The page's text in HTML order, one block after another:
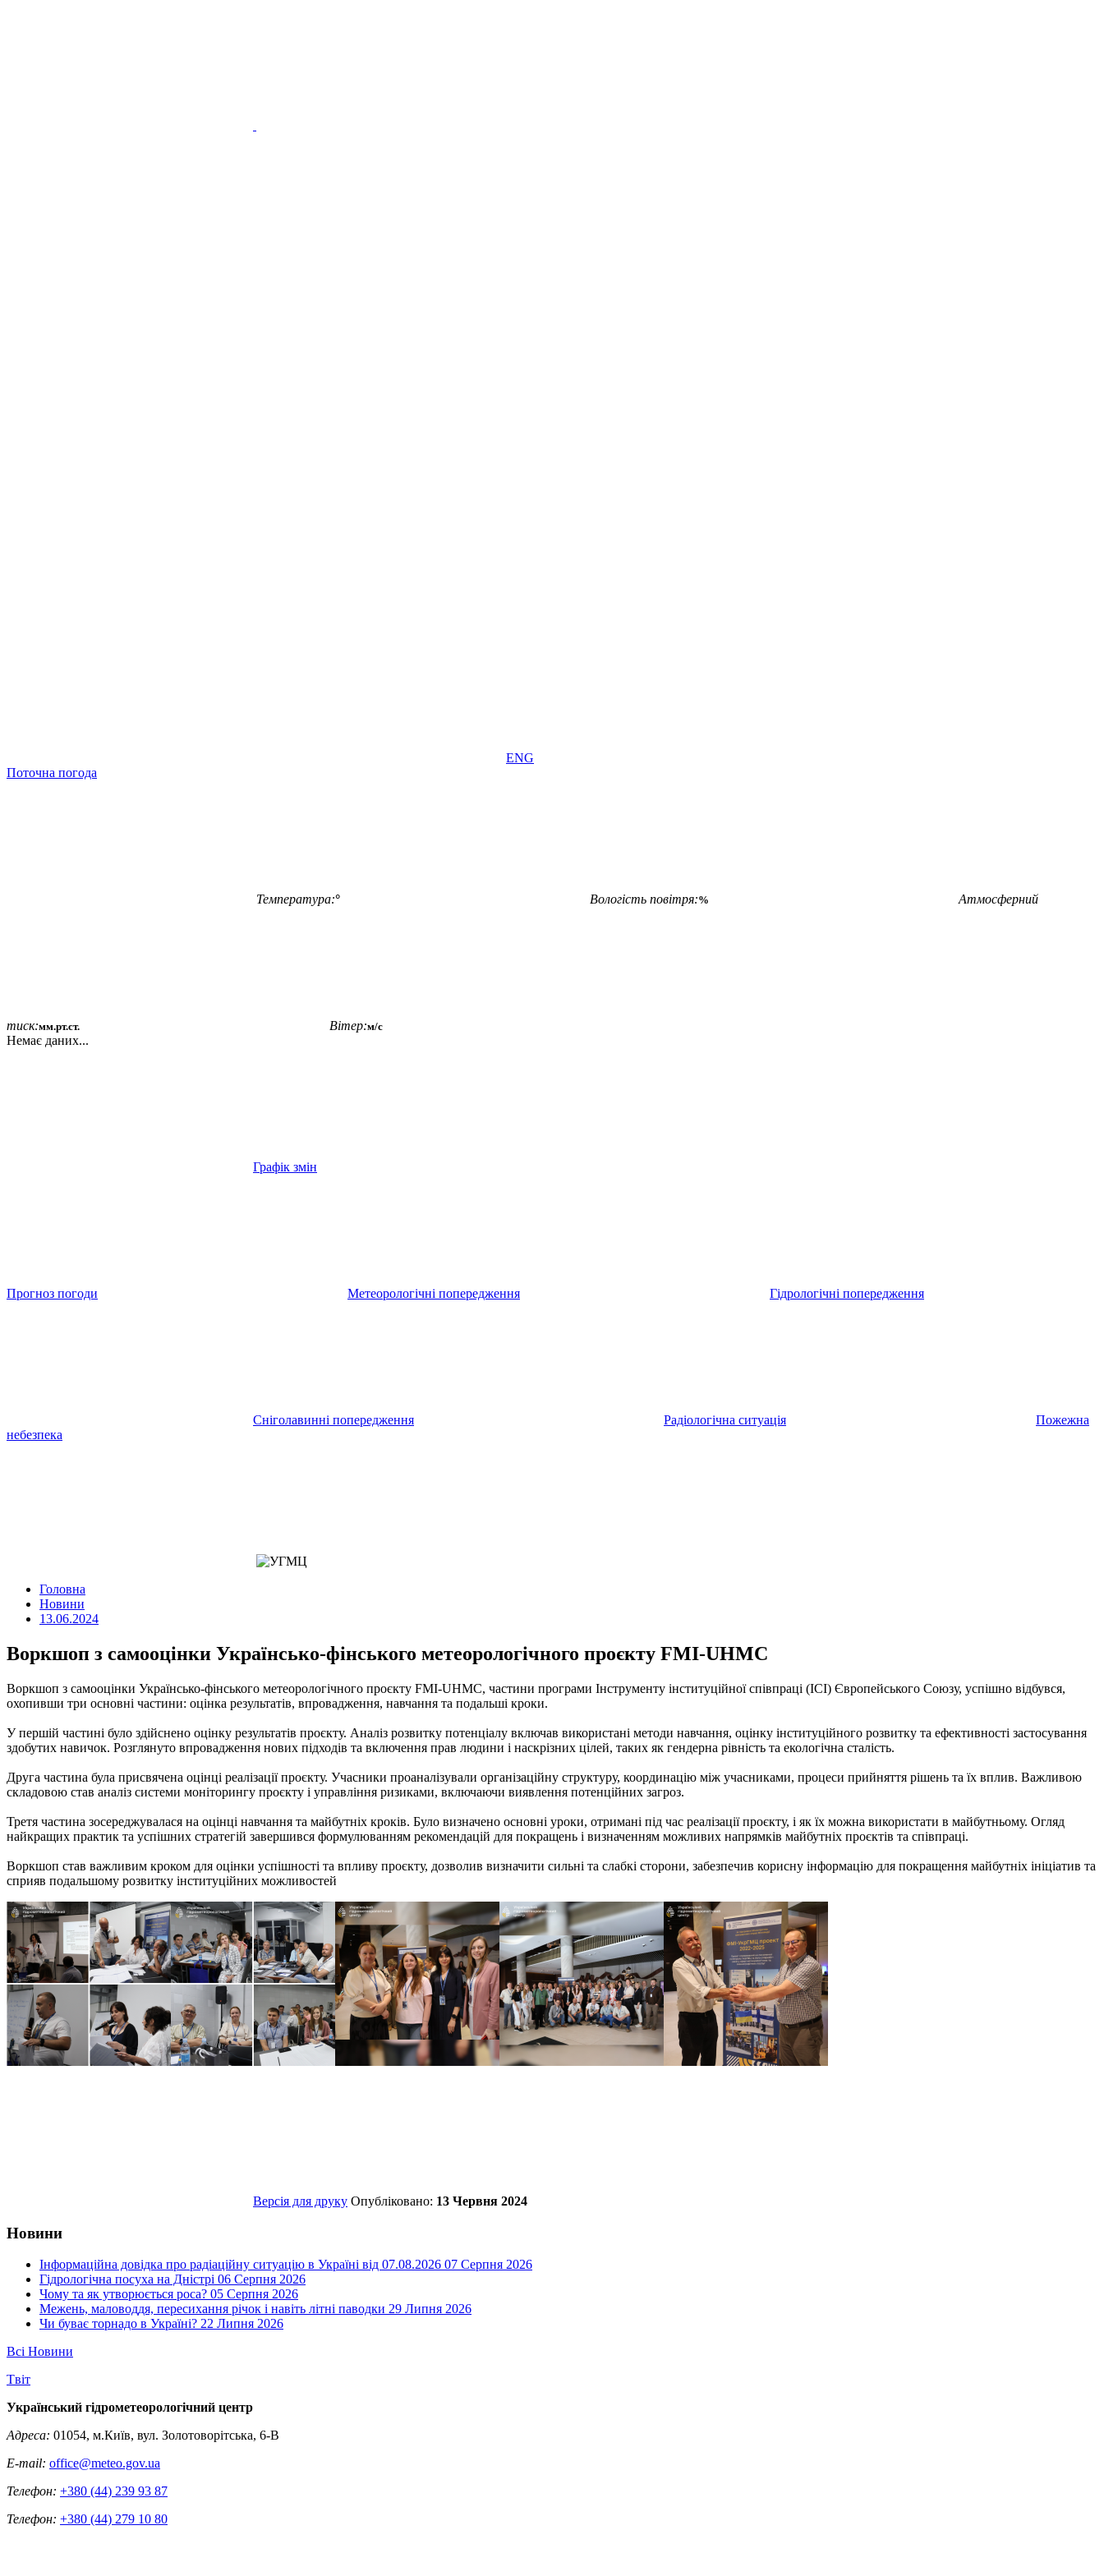
ENG
Поточна погода
Температура:° Вологість повітря:% Атмосферний
тиск:мм.рт.ст. Вітер:м/с
Немає даних...
Графік змін
Прогноз погоди Метеорологічні попередження Гідрологічні попередження
Сніголавинні попередження Радіологічна ситуація
Пожежна
небезпека
Головна
Новини
13.06.2024
Воркшоп з самооцінки Українсько-фінського метеорологічного проєкту FMI-UHMC
Воркшоп з самооцінки Українсько-фінського метеорологічного проєкту FMI-UHMC, частини програми Інструменту інституційної співпраці (ICI) Європейського Союзу, успішно відбувся,
охопивши три основні частини: оцінка результатів, впровадження, навчання та подальші кроки.
У першій частині було здійснено оцінку результатів проєкту. Аналіз розвитку потенціалу включав використані методи навчання, оцінку інституційного розвитку та ефективності застосування
здобутих навичок. Розглянуто впровадження нових підходів та включення прав людини і наскрізних цілей, таких як гендерна рівність та екологічна сталість.
Друга частина була присвячена оцінці реалізації проєкту. Учасники проаналізували організаційну структуру, координацію між учасниками, процеси прийняття рішень та їх вплив. Важливою
складовою став аналіз системи моніторингу проєкту і управління ризиками, включаючи виявлення потенційних загроз.
Третя частина зосереджувалася на оцінці навчання та майбутніх кроків. Було визначено основні уроки, отримані під час реалізації проєкту, і як їх можна використати в майбутньому. Огляд
найкращих практик та успішних стратегій завершився формулюванням рекомендацій для покращень і визначенням можливих напрямків майбутніх проєктів та співпраці.
Воркшоп став важливим кроком для оцінки успішності та впливу проєкту, дозволив визначити сильні та слабкі сторони, забезпечив корисну інформацію для покращення майбутніх ініціатив та
сприяв подальшому розвитку інституційних можливостей
Версія для друку Опубліковано: 13 Червня 2024
Новини
Інформаційна довідка про радіаційну ситуацію в Україні від 07.08.2026 07 Серпня 2026
Гідрологічна посуха на Дністрі 06 Серпня 2026
Чому та як утворюється роса? 05 Серпня 2026
Межень, маловоддя, пересихання річок і навіть літні паводки 29 Липня 2026
Чи буває торнадо в Україні? 22 Липня 2026
Всі Новини
Tвіт
Український гідрометеорологічний центр
Адреса: 01054, м.Київ, вул. Золотоворітська, 6-В
E-mail: office@meteo.gov.ua
Телефон: +380 (44) 239 93 87
Телефон: +380 (44) 279 10 80